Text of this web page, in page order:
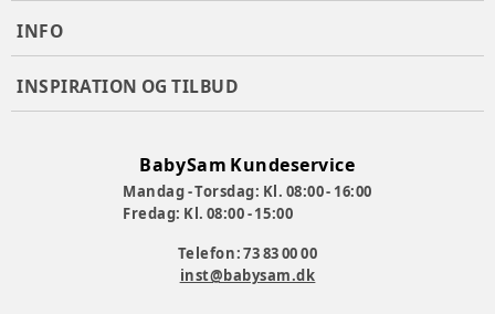
INFO
INSPIRATION OG TILBUD
BabySam Kundeservice
Mandag - Torsdag: Kl. 08:00 - 16:00
Fredag: Kl. 08:00 - 15:00
Telefon: 73 83 00 00
inst@babysam.dk